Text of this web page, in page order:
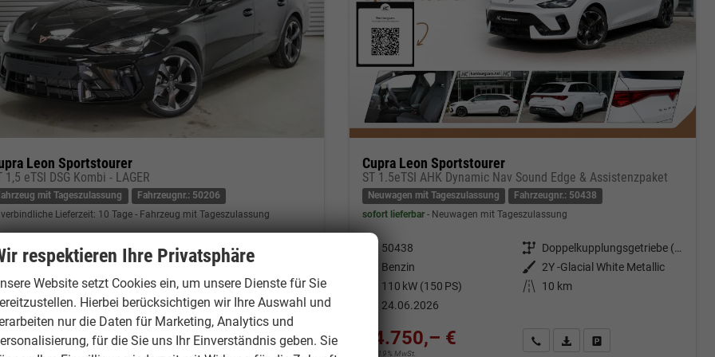
Leon Sportstourer
1,5 eTSI DSG Kombi - LAGER
mit Tageszulassung
Fahrzeugnr.: 50206
Lieferzeit: 10 Tage Fahrzeug mit Tageszulassung
50206 Getriebe
Automatik
Midnight Black Metallic (0E)
110 kW (150 PS) Kilometerstand 80 km
01.02.2026
€
19% MwSt.
Kontakt & Angebot anfordern
PDF-Datei, Fahrzeugexposé drucken
Fahrzeug merken/Expose drucken
Cupra Leon Sportstourer
ST 1.5eTSI AHK Dynamic Nav Sound Edge & Assistenzpaket
Neuwagen mit Tageszulassung
Fahrzeugnr.: 50438
sofort lieferbar Neuwagen mit Tageszulassung
50438 Getriebe
Doppelkupplungsgetriebe (DSG)
Benzin Außenfarbe
2Y -Glacial White Metallic
110 kW (150 PS) Kilometerstand
10 km
24.06.2026
34.750,– €
incl. 19% MwSt.
Kontakt & Angebot anfordern
PDF-Datei, Fahrzeugexposé
Fahrzeug merken/Expose
respektieren Ihre Privatsphäre
Website setzt Cookies ein, um unsere Dienste für Sie
Hierbei berücksichtigen wir Ihre Auswahl und
nur die Daten für Marketing, Analytics und
für die Sie uns Ihr Einverständnis geben. Sie